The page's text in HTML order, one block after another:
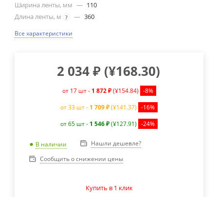
Ширина ленты, мм — 110
Длина ленты, м ? — 360
Все характеристики
2 034₽ (¥168.30)
от 17 шт - 1 872 ₽ (¥154.84) -8%
от 33 шт - 1 709 ₽(¥141.37) -16%
от 65 шт - 1 546 ₽(¥127.91) -24%
В наличии
Нашли дешевле?
Сообщить о снижении цены
Купить в 1 клик